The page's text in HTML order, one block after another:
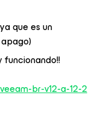
que es un
funcionando!!
br-v12-a-12-2